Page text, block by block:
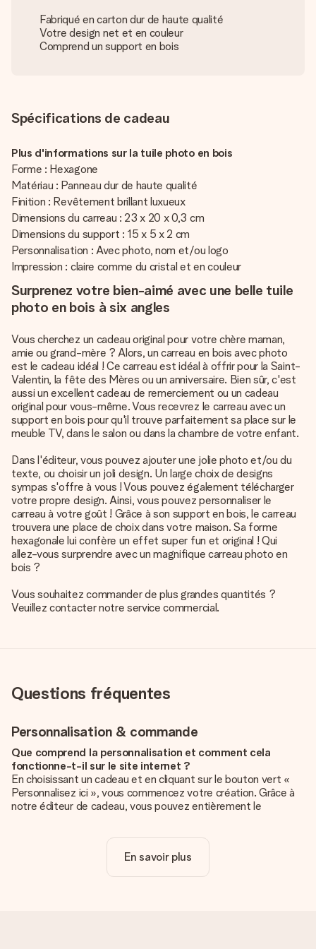
Fabriqué en carton dur de haute qualité
Votre design net et en couleur
Comprend un support en bois
Spécifications de cadeau
Plus d'informations sur la tuile photo en bois
Forme : Hexagone
Matériau : Panneau dur de haute qualité
Finition : Revêtement brillant luxueux
Dimensions du carreau : 23 x 20 x 0,3 cm
Dimensions du support : 15 x 5 x 2 cm
Personnalisation : Avec photo, nom et/ou logo
Impression : claire comme du cristal et en couleur
Surprenez votre bien-aimé avec une belle tuile
photo en bois à six angles
Vous cherchez un cadeau original pour votre chère maman,
amie ou grand-mère ? Alors, un carreau en bois avec photo
est le cadeau idéal ! Ce carreau est idéal à offrir pour la Saint-
Valentin, la fête des Mères ou un anniversaire. Bien sûr, c'est
aussi un excellent cadeau de remerciement ou un cadeau
original pour vous-même. Vous recevrez le carreau avec un
support en bois pour qu'il trouve parfaitement sa place sur le
meuble TV, dans le salon ou dans la chambre de votre enfant.
Dans l'éditeur, vous pouvez ajouter une jolie photo et/ou du
texte, ou choisir un joli design. Un large choix de designs
sympas s'offre à vous ! Vous pouvez également télécharger
votre propre design. Ainsi, vous pouvez personnaliser le
carreau à votre goût ! Grâce à son support en bois, le carreau
trouvera une place de choix dans votre maison. Sa forme
hexagonale lui confère un effet super fun et original ! Qui
allez-vous surprendre avec un magnifique carreau photo en
bois ?
Vous souhaitez commander de plus grandes quantités ?
Veuillez contacter notre service commercial.
Questions fréquentes
Personnalisation & commande
Que comprend la personnalisation et comment cela
fonctionne-t-il sur le site internet ?
En choisissant un cadeau et en cliquant sur le bouton vert «
Personnalisez ici », vous commencez votre création. Grâce à
notre éditeur de cadeau, vous pouvez entièrement le
unique pour ajouter une touche finale à votre cadeau.
La personnalisation est-elle comprise dans le prix ?
En savoir plus